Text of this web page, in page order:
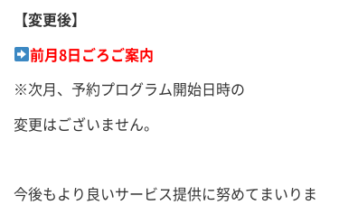
【変更後】
前月8日ごろご案内
※次月、予約プログラム開始日時の
変更はございません。
今後もより良いサービス提供に努めてまいりま